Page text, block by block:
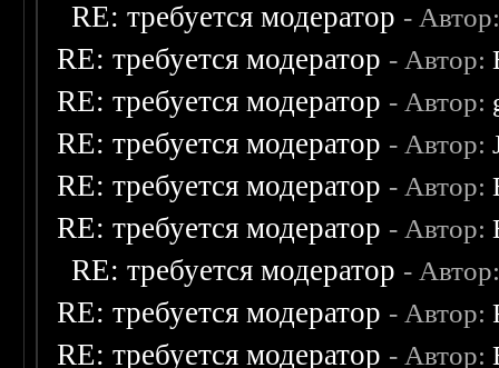
RE: требуется модератор -
RE: требуется модератор - Автор:
RE: требуется модератор - Автор:
RE: требуется модератор - Автор:
RE: требуется модератор - Автор:
RE: требуется модератор - Автор:
RE: требуется модератор -
RE: требуется модератор - Автор:
RE: требуется модератор - Автор: